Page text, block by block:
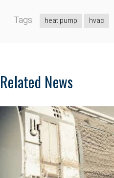
Tags: heat pump hvac
Related News